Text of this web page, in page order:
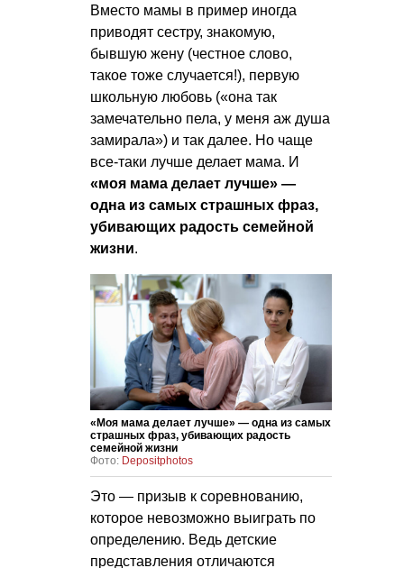
Вместо мамы в пример иногда
приводят сестру, знакомую,
бывшую жену (честное слово,
такое тоже случается!), первую
школьную любовь («она так
замечательно пела, у меня аж душа
замирала») и так далее. Но чаще
все-таки лучше делает мама. И
«моя мама делает лучше» —
одна из самых страшных фраз,
убивающих радость семейной
жизни.
«Моя мама делает лучше» — одна из самых
страшных фраз, убивающих радость
семейной жизни
Фото: Depositphotos
Это — призыв к соревнованию,
которое невозможно выиграть по
определению. Ведь детские
представления отличаются